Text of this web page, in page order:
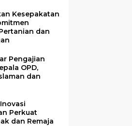
Kesepakatan
dan
Pengajian
OPD,
dan
Inovasi
Perkuat
dan Remaja